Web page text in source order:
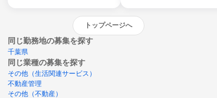
トップページへ
同じ勤務地の募集を探す
千葉県
同じ業種の募集を探す
その他（生活関連サービス）
不動産管理
その他（不動産）